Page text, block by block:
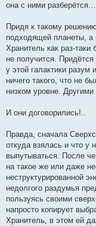
она с ними разберётся…
Придя к такому
подходящей планеты,
Хранитель как раз-таки
не получится.
у этой галактики
ничего такого, что не
низком уровне.
И они договорились!..
Правда, сначала
откуда взялась и что у
выпутываться. После
на такое же или даже
неструктурированной
недолгого раздумья
пользуясь своими
напросто копирует
Хранитель, в этом ей